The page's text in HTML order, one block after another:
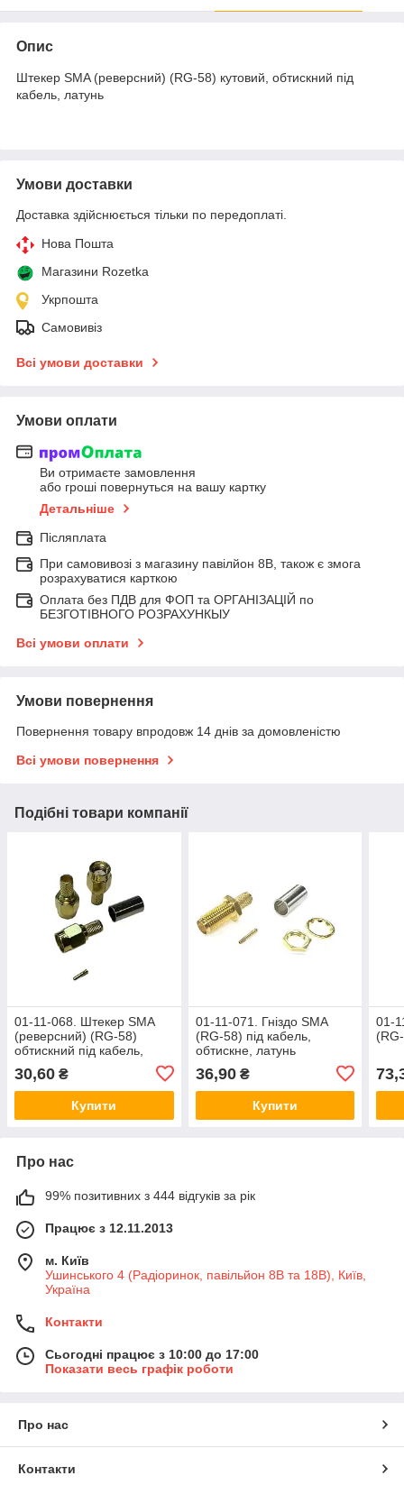
Опис
Штекер SMA (реверсний) (RG-58) кутовий, обтискний під
кабель, латунь
Умови доставки
Доставка здійснюється тільки по передоплаті.
Нова Пошта
Магазини Rozetka
Укрпошта
Самовивіз
Всі умови доставки
Умови оплати
Ви отримаєте замовлення
або гроші повернуться на вашу картку
Детальніше
Післяплата
При самовивозі з магазину павілйон 8В, також є змога
розрахуватися карткою
Оплата без ПДВ для ФОП та ОРГАНІЗАЦІЙ по
БЕЗГОТІВНОГО РОЗРАХУНКЫУ
Всі умови оплати
Умови повернення
Повернення товару впродовж 14 днів за домовленістю
Всі умови повернення
Подібні товари компанії
01-11-068. Штекер SMA
(реверсний) (RG-58)
обтискний під кабель,
30,60 ₴
Купити
01-11-071. Гніздо SMA
(RG-58) під кабель,
обтискне, латунь
36,90₴
Купити
01-
Про нас
99% позитивних з 444 відгуків за рік
Працює з 12.11.2013
м. Київ
Ушинського 4 (Радіоринок, павільйон 8В та 18В), Київ,
Україна
Контакти
Сьогодні працює з 10:00 до 17:00
Показати весь графік роботи
Про нас
Контакти